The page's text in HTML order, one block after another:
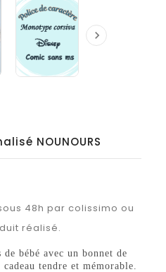

NOUNOURS
48h par colissimo ou
réalisé.
bébé avec un bonnet de
tendre et mémorable.